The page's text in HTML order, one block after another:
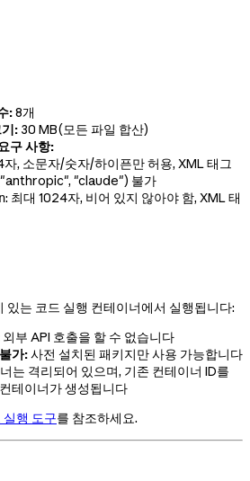
:8개
: 30 MB(모든 파일 합산)
구 사항:
자, 소문자/숫자/하이픈만 허용, XML 태그
"claude") 불가
: 최대 1024자, 비어 있지 않아야 함, XML 태
있는 코드 실행 컨테이너에서 실행됩니다:
외부 API 호출을 할 수 없습니다
가:사전 설치된 패키지만 사용 가능합니다
는 격리되어 있으며, 기존 컨테이너 ID를
테이너가 생성됩니다
실행 도구를 참조하세요.